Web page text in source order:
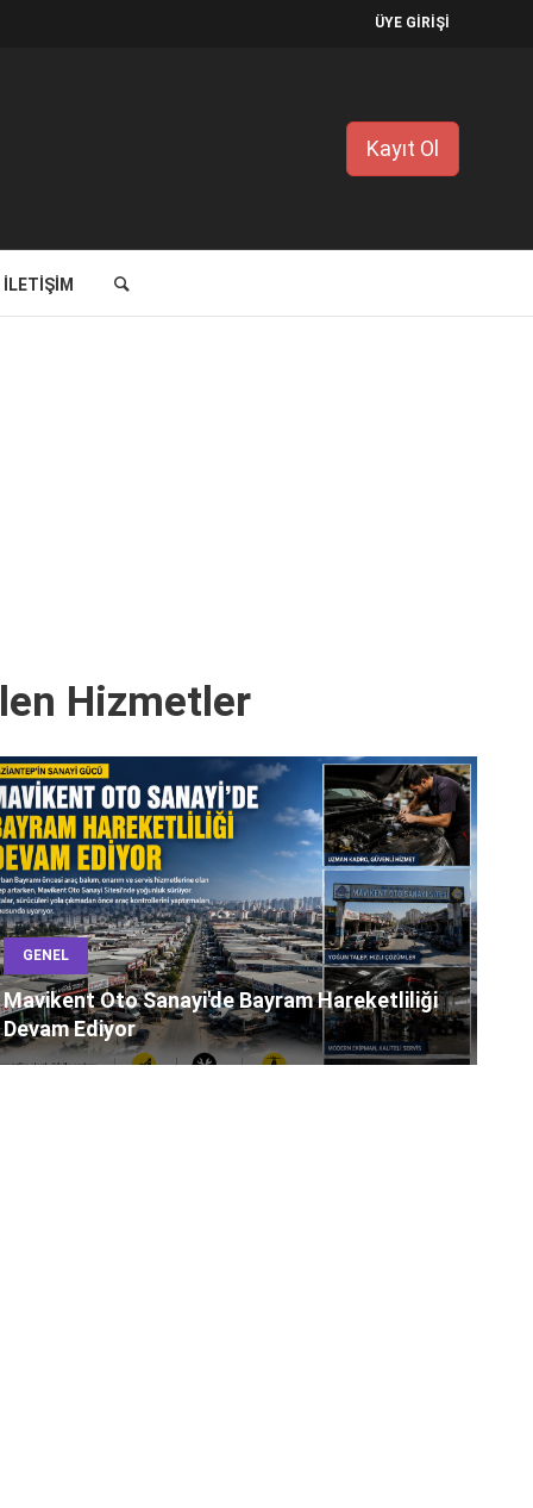
ÜYE GİRİŞİ
Kayıt Ol
İLETIŞIM
Hizmetler
GENEL
Mavikent Oto Sanayi'de Bayram Hareketliliği
Devam Ediyor